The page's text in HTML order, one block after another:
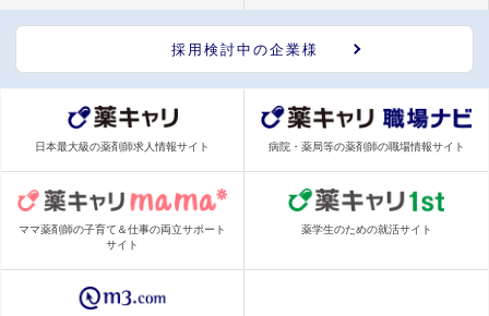
採用検討中の企業様
日本最大級の薬剤師求人情報サイト 病院・薬局等の薬剤師の職場情報サイト
ママ薬剤師の子育て＆仕事の両立サポート
サイト
薬学生のための就活サイト